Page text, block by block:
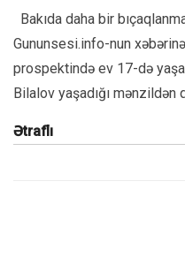
Bakıda daha bir
Gununsesi.info-nun
prospektində ev 17-də
Bilalov yaşadığı mənzildən
Ətraflı